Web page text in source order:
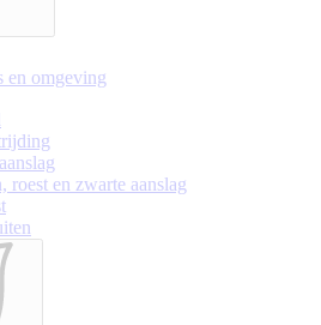
en omgeving
roest en zwarte aanslag